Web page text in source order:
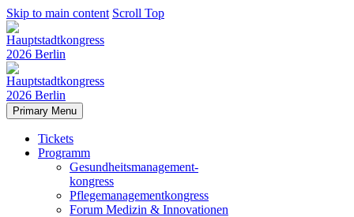
Skip to main content Scroll Top
Primary Menu
Tickets
Programm
Gesundheitsmanagement-
kongress
Pflegemanagementkongress
Forum Medizin & Innovationen